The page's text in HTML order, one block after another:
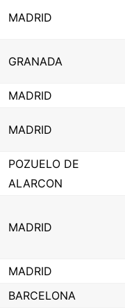
MADRID
GRANADA
MADRID
MADRID
POZUELO DE
ALARCON
MADRID
MADRID
BARCELONA